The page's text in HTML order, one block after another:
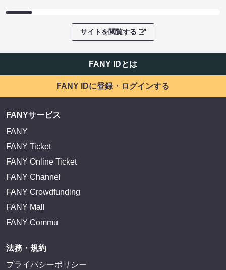
サイトを閲覧する
FANY IDとは
FANY IDに登録・ログインする
FANYサービス
FANY
FANY Ticket
FANY Online Ticket
FANY Channel
FANY Crowdfunding
FANY Mall
FANY Commu
法務・規約
プライバシーポリシー